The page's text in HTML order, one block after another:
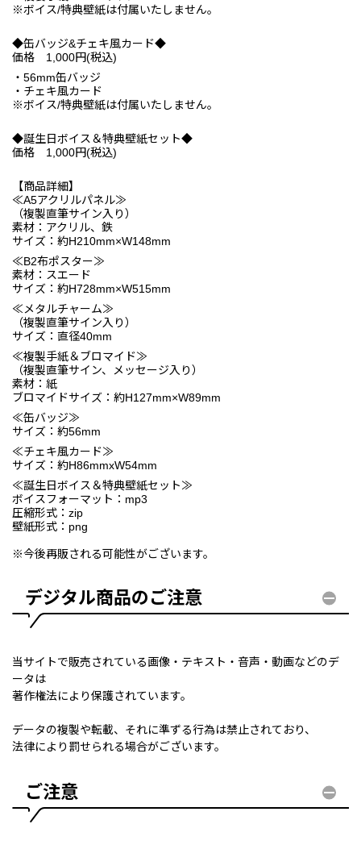
※ボイス/特典壁紙は付属いたしません。
◆缶バッジ&チェキ風カード◆
価格 1,000円(税込)
・56mm缶バッジ
・チェキ風カード
※ボイス/特典壁紙は付属いたしません。
◆誕生日ボイス＆特典壁紙セット◆
価格 1,000円(税込)
【商品詳細】
≪A5アクリルパネル≫
（複製直筆サイン入り）
素材：アクリル、鉄
サイズ：約H210mm×W148mm
≪B2布ポスター≫
素材：スエード
サイズ：約H728mm×W515mm
≪メタルチャーム≫
（複製直筆サイン入り）
サイズ：直径40mm
≪複製手紙＆ブロマイド≫
（複製直筆サイン、メッセージ入り）
素材：紙
ブロマイドサイズ：約H127mm×W89mm
≪缶バッジ≫
サイズ：約56mm
≪チェキ風カード≫
サイズ：約H86mmxW54mm
≪誕生日ボイス＆特典壁紙セット≫
ボイスフォーマット：mp3
圧縮形式：zip
壁紙形式：png
※今後再販される可能性がございます。
デジタル商品のご注意
当サイトで販売されている画像・テキスト・音声・動画などのデ
ータは
著作権法により保護されています。
データの複製や転載、それに準ずる行為は禁止されており、
法律により罰せられる場合がございます。
ご注意